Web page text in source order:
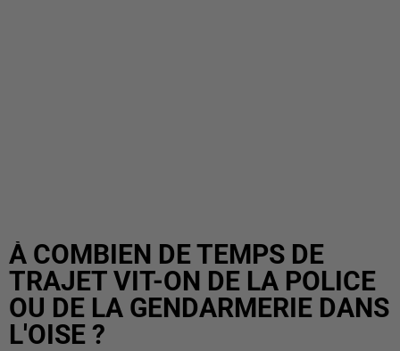
À COMBIEN DE TEMPS DE
TRAJET VIT-ON DE LA POLICE
OU DE LA GENDARMERIE DANS
L'OISE ?